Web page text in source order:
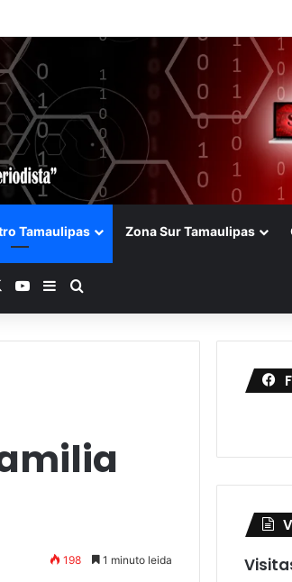
durante la presentación de Forward Farming de
Tamaulipas Zona Sur Tamaulipas
YouTubeBarra lateral
198 1 minuto leida